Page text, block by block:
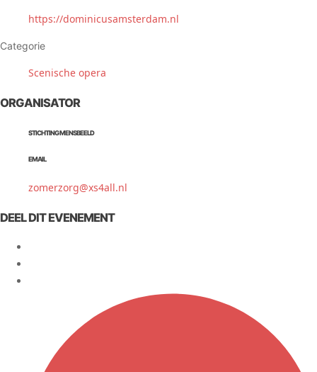
https://dominicusamsterdam.nl
Categorie
Scenische opera
ORGANISATOR
STICHTING MENSBEELD
EMAIL
zomerzorg@xs4all.nl
DEEL DIT EVENEMENT